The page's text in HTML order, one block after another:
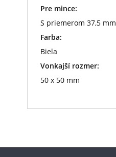
Pre mince:
S priemerom 37,5 mm
Farba:
Biela
Vonkajší rozmer:
50 x 50 mm